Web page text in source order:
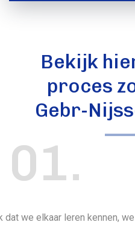
Bekijk
proces
Gebr-
01.
we elkaar leren kennen,